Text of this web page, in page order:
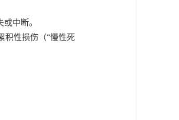
中断。
积性损伤（“慢性死